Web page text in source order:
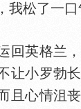
我松了一口
回英格兰
让小罗勃
且心情沮